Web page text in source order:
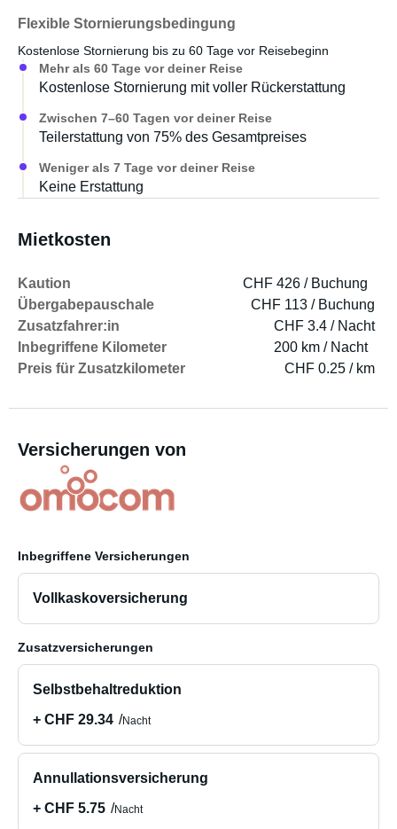
Flexible Stornierungsbedingung
Kostenlose Stornierung bis zu 60 Tage vor Reisebeginn
Mehr als 60 Tage vor deiner Reise
Kostenlose Stornierung mit voller Rückerstattung
Zwischen 7–60 Tagen vor deiner Reise
Teilerstattung von 75% des Gesamtpreises
Weniger als 7 Tage vor deiner Reise
Keine Erstattung
Mietkosten
Kaution
CHF 426 / Buchung
Übergabepauschale
CHF 113 / Buchung
Zusatzfahrer:in
CHF 3.4 / Nacht
Inbegriffene Kilometer
200 km / Nacht
Preis für Zusatzkilometer
CHF 0.25 / km
Versicherungen von
Inbegriffene Versicherungen
Vollkaskoversicherung
Zusatzversicherungen
Selbstbehaltreduktion
+ CHF 29.34
Nacht
Annullationsversicherung
+ CHF 5.75
Nacht